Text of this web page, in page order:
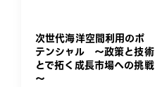
次世代海洋空間利用のポ
テンシャル ～政策と技術
とで拓く成長市場への挑戦
～